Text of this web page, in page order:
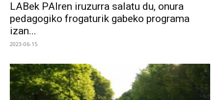
LABek PAIren iruzurra salatu du, onura
pedagogiko frogaturik gabeko programa
izan...
2023-06-15